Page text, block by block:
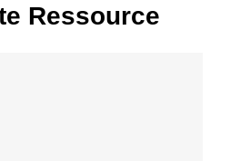
Ressource